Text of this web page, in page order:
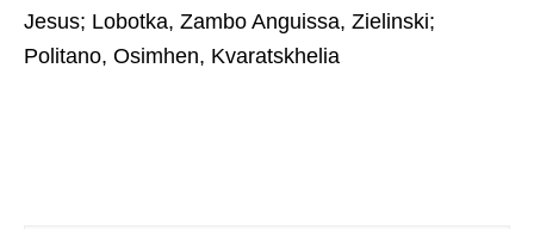
Jesus; Lobotka, Zambo Anguissa, Zielinski;
Politano, Osimhen, Kvaratskhelia